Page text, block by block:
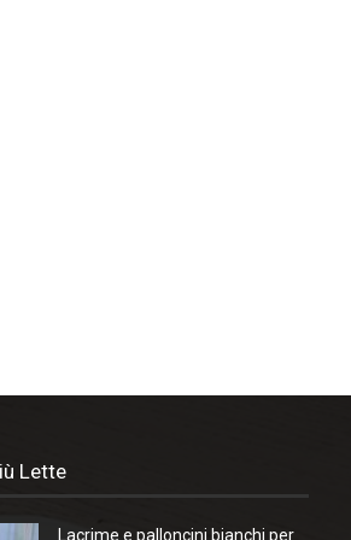
Lette
Lacrime e palloncini bianchi per